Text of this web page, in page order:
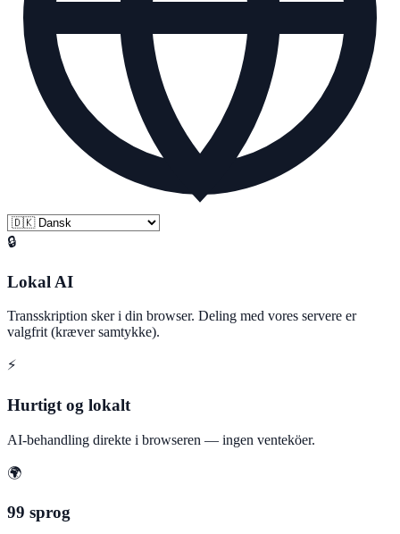
🔒
Lokal AI
Transskription sker i din browser. Deling med vores servere er
valgfrit (kræver samtykke).
⚡
Hurtigt og lokalt
AI-behandling direkte i browseren — ingen venteköer.
🌍
99 sprog